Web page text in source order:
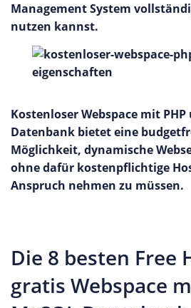
Management System
nutzen kannst.
Kostenloser Webspace mit PHP
Datenbank bietet eine
Möglichkeit, dynamische
ohne dafür kostenpflichtige
Anspruch nehmen zu müssen.
Die 8 besten Free
gratis Webspace